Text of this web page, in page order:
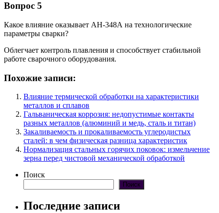
Вопрос 5
Какое влияние оказывает АН-348А на технологические
параметры сварки?
Облегчает контроль плавления и способствует стабильной
работе сварочного оборудования.
Похожие записи:
Влияние термической обработки на характеристики
металлов и сплавов
Гальваническая коррозия: недопустимые контакты
разных металлов (алюминий и медь, сталь и титан)
Закаливаемость и прокаливаемость углеродистых
сталей: в чем физическая разница характеристик
Нормализация стальных горячих поковок: измельчение
зерна перед чистовой механической обработкой
Поиск
Поиск
Последние записи